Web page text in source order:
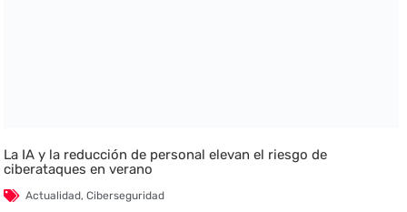
La IA y la reducción de personal elevan el riesgo de
ciberataques en verano
Actualidad,Ciberseguridad